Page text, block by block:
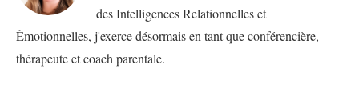
des Intelligences Relationnelles et
Émotionnelles, j'exerce désormais en tant que conférencière,
thérapeute et coach parentale.